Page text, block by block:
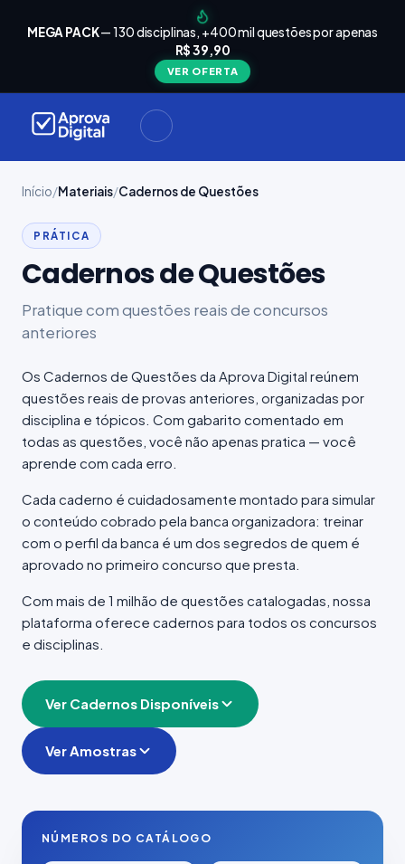
MEGA PACK— 130 disciplinas, +400 mil questões por apenas
R$ 39,90
VER OFERTA
Início/Materiais/Cadernos de Questões
PRÁTICA
Cadernos de Questões
Pratique com questões reais de concursos
anteriores
Os Cadernos de Questões da Aprova Digital reúnem
questões reais de provas anteriores, organizadas por
disciplina e tópicos. Com gabarito comentado em
todas as questões, você não apenas pratica — você
aprende com cada erro.
Cada caderno é cuidadosamente montado para simular
o conteúdo cobrado pela banca organizadora: treinar
com o perfil da banca é um dos segredos de quem é
aprovado no primeiro concurso que presta.
Com mais de 1 milhão de questões catalogadas, nossa
plataforma oferece cadernos para todos os concursos
e disciplinas.
Ver Cadernos Disponíveis
Ver Amostras
NÚMEROS DO CATÁLOGO
Seu
loja e